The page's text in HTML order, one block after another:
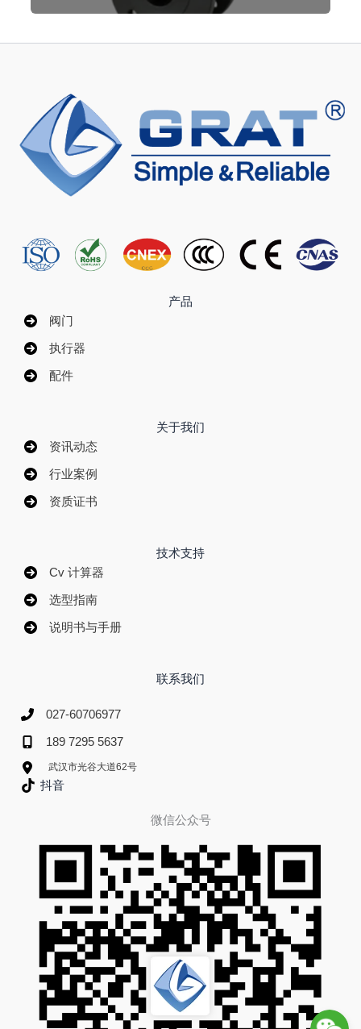
产品
阀门
执行器
配件
关于我们
资讯动态
行业案例
资质证书
技术支持
Cv 计算器
选型指南
说明书与手册
联系我们
027-60706977
189 7295 5637
武汉市光谷大道62号
抖音
微信公众号